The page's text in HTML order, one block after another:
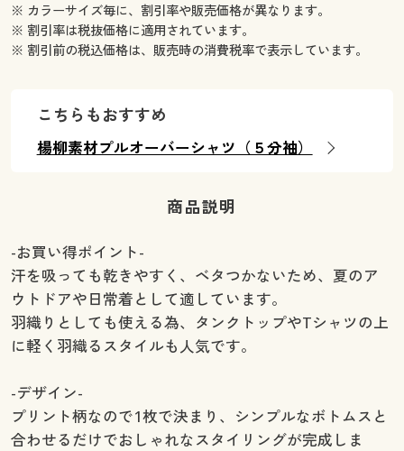
※ カラーサイズ毎に、割引率や販売価格が異なります。
※ 割引率は税抜価格に適用されています。
※ 割引前の税込価格は、販売時の消費税率で表示しています。
こちらもおすすめ
楊柳素材プルオーバーシャツ（５分袖）
商品説明
-お買い得ポイント-
汗を吸っても乾きやすく、ベタつかないため、夏のア
ウトドアや日常着として適しています。
羽織りとしても使える為、タンクトップやTシャツの上
に軽く羽織るスタイルも人気です。
-デザイン-
プリント柄なので1枚で決まり、シンプルなボトムスと
合わせるだけでおしゃれなスタイリングが完成しま